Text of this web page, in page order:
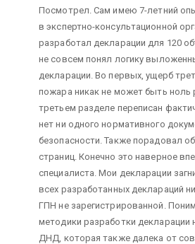
Посмотрел. Сам имею 7-летний
в экспертно-консультационной
разработал декларации для 120
не совсем понял логику
декларации. Во первых, ущерб
пожара никак не может быть ноль
третьем разделе переписан
нет ни одного нормативного
безопасности. Также порадовал
страниц. Конечно это наверное
специалиста. Мои декларации
всех разработанных деклараций
ГПН не зарегистрированной.
методики разработки декларации
ДНД, которая также далека от